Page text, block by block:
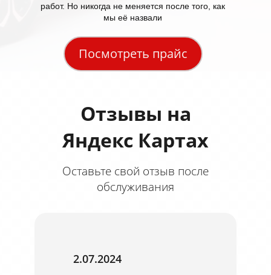
работ. Но никогда не меняется после того, как
мы её назвали
Посмотреть прайс
Отзывы на
Яндекс Картах
Оставьте свой отзыв после
обслуживания
2.07.2024